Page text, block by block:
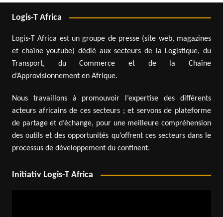
Logis-T Africa
Logis-T Africa est un groupe de presse (site web, magazines
et chaîne youtube) dédié aux secteurs de la Logistique, du
Transport, du Commerce et de la Chaîne
d’Approvisionnement en Afrique.
Nous travaillons à promouvoir l’expertise des différents
acteurs africains de ces secteurs ; et servons de plateforme
de partage et d’échange, pour une meilleure compréhension
des outils et des opportunités qu’offrent ces secteurs dans le
processus de développement du continent.
Initiativ Logis-T Africa